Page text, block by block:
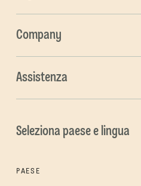
Company
Assistenza
Seleziona paese e lingua
PAESE